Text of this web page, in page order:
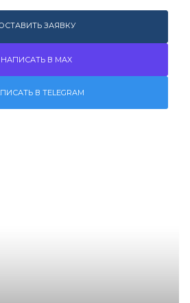
ЗАЯВКУ
НАПИСАТЬ В MAX
В TELEGRAM